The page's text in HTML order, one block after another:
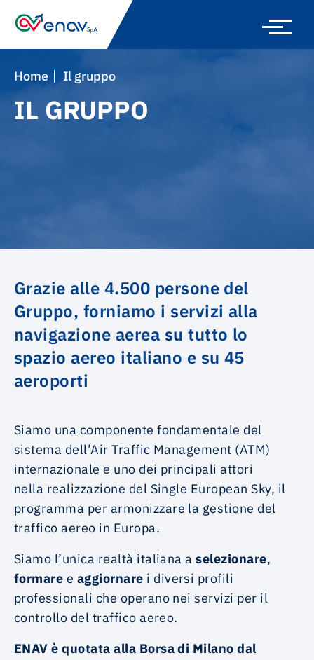
Home Il gruppo
IL GRUPPO
Grazie alle 4.500 persone del
Gruppo, forniamo i servizi alla
navigazione aerea su tutto lo
spazio aereo italiano e su 45
aeroporti
Siamo una componente fondamentale del
sistema dell’Air Traffic Management (ATM)
internazionale e uno dei principali attori
nella realizzazione del Single European Sky, il
programma per armonizzare la gestione del
traffico aereo in Europa.
Siamo l’unica realtà italiana aselezionare,
formare e aggiornare i diversi profili
professionali che operano nei servizi per il
controllo del traffico aereo.
ENAV è quotata alla Borsa di Milano dal